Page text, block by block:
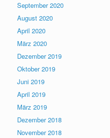
September 2020
August 2020
April 2020
März 2020
Dezember 2019
Oktober 2019
Juni 2019
April 2019
März 2019
Dezember 2018
November 2018